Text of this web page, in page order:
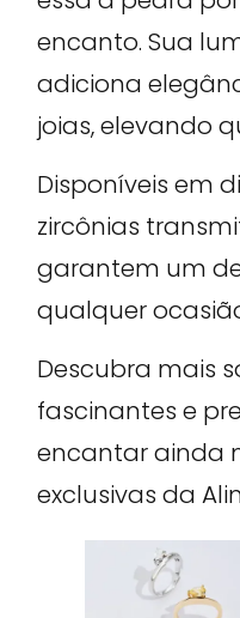
encanto. Sua
adiciona
joias, elevando
Disponíveis em
zircônias
garantem um
qualquer
Descubra mais
fascinantes e
encantar ainda
exclusivas da